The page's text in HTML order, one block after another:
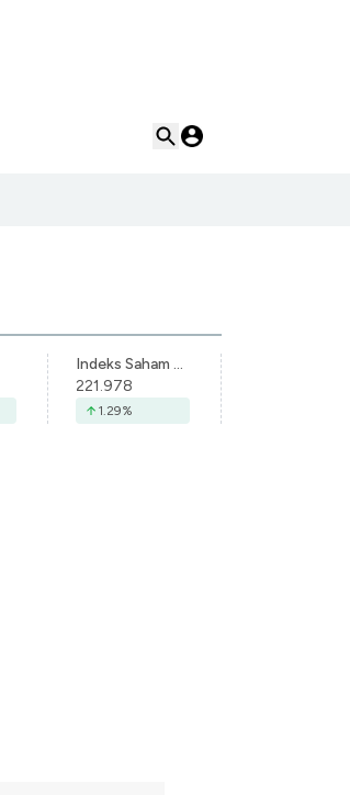
Indeks Saham Syariah Indonesia
221.978
1.29%